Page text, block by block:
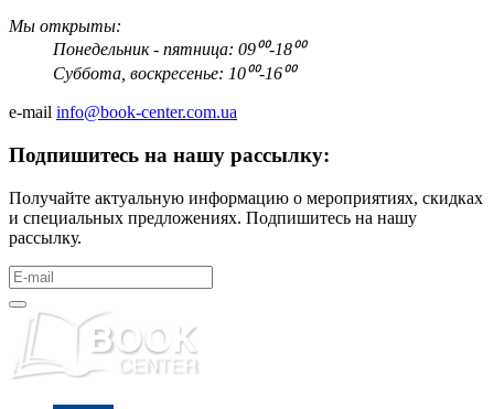
Мы открыты:
Понедельник - пятница: 09⁰⁰-18⁰⁰
Суббота, воскресенье: 10⁰⁰-16⁰⁰
e-mail info@book-center.com.ua
Подпишитесь на нашу рассылку:
Получайте актуальную информацию о мероприятиях, скидках
и специальных предложениях. Подпишитесь на нашу
рассылку.